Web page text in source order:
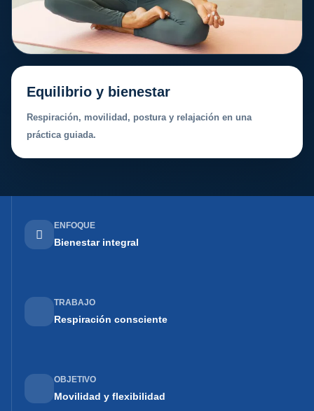
Equilibrio y bienestar
Respiración, movilidad, postura y relajación en una
práctica guiada.
ENFOQUE
Bienestar integral
TRABAJO
Respiración consciente
OBJETIVO
Movilidad y flexibilidad